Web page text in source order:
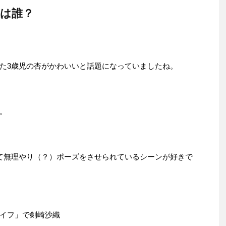
誰？
3歳児の杏がかわいいと話題になっていましたね。
理やり（？）ポーズをさせられているシーンが好きで
フ」で剣崎沙織